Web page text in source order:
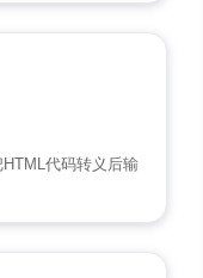
代码转义后输